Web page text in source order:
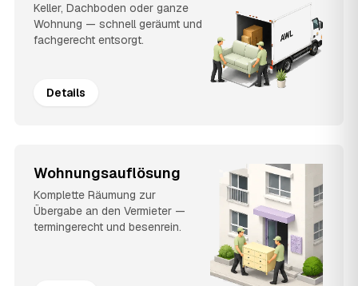
Keller, Dachboden oder ganze
Wohnung — schnell geräumt und
fachgerecht entsorgt.
Details
Wohnungsauflösung
Komplette Räumung zur
Übergabe an den Vermieter —
termingerecht und besenrein.